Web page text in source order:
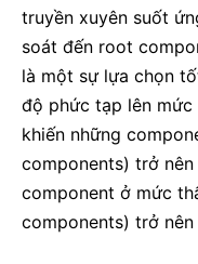
truyền xuyên suốt
soát đến root
là một sự lựa chọn
độ phức tạp lên
khiến những
components) trở
component ở mức
components) trở